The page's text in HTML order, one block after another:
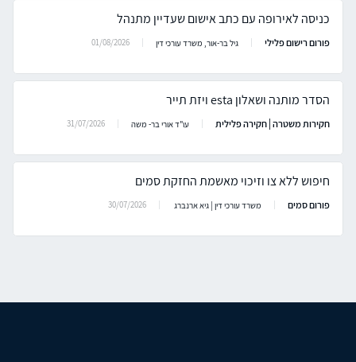
כניסה לאירופה עם כתב אישום שעדיין מתנהל
פורום רישום פלילי גיל בר-אור, משרד עורכי דין 01/08/2026
הסדר מותנה ושאלון esta ויזת תייר
חקירות משטרה | חקירה פלילית עו"ד אורי בר- משה 31/07/2026
חיפוש ללא צו וזיכוי מאשמת החזקת סמים
פורום סמים משרד עורכי דין | גיא ארנברג 30/07/2026